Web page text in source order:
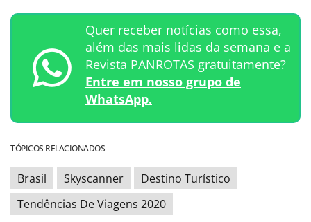
Quer receber notícias como essa,
além das mais lidas da semana e a
Revista PANROTAS gratuitamente?
Entre em nosso grupo de
WhatsApp.
TÓPICOS RELACIONADOS
Brasil Skyscanner
Destino Turístico
Tendências De Viagens 2020